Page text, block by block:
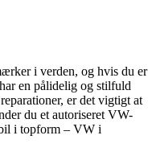
i verden, og hvis du er
en pålidelig og stilfuld
er det vigtigt at
du et autoriseret VW-
i topform – VW i